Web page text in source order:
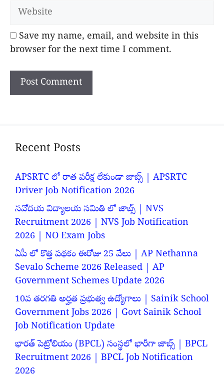
Website
Save my name, email, and website in this
browser for the next time I comment.
Recent Posts
APSRTC లో రాత పరీక్ష లేకుండా జాబ్స్ | APSRTC
Driver Job Notification 2026
నవోదయ విద్యాలయ సమితి లో జాబ్స్ | NVS
Recruitment 2026 | NVS Job Notification
2026 | NO Exam Jobs
ఏపీ లో కొత్త పథకం ఈరోజు 25 వేలు | AP Nethanna
Sevalo Scheme 2026 Released | AP
Government Schemes Update 2026
10వ తరగతి అర్హత ప్రభుత్వ ఉద్యోగాలు | Sainik School
Government Jobs 2026 | Govt Sainik School
Job Notification Update
భారత్ పెట్రోలియం (BPCL) సంస్థలో భారీగా జాబ్స్ | BPCL
Recruitment 2026 | BPCL Job Notification
2026